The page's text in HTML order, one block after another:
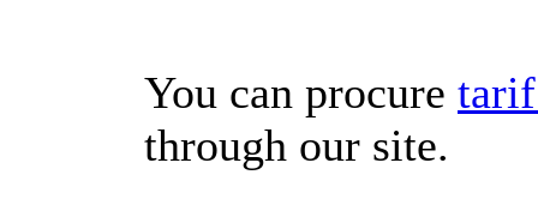
You can procure
through our site.